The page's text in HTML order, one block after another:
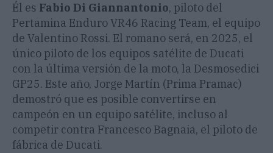
Él es Fabio Di Giannantonio, piloto del
Pertamina Enduro VR46 Racing Team, el equipo
de Valentino Rossi. El romano será, en 2025, el
único piloto de los equipos satélite de Ducati
con la última versión de la moto, la Desmosedici
GP25. Este año, Jorge Martín (Prima Pramac)
demostró que es posible convertirse en
campeón en un equipo satélite, incluso al
competir contra Francesco Bagnaia, el piloto de
fábrica de Ducati.